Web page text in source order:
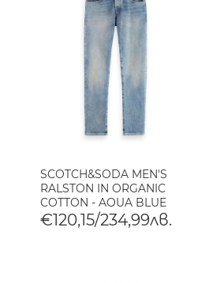
SCOTCH&SODA MEN'S
RALSTON IN ORGANIC
COTTON - AQUA BLUE
€120,15/234,99лв.